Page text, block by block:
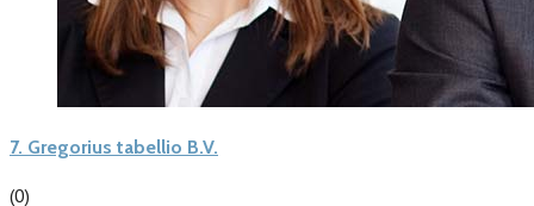
7. Gregorius tabellio B.V.
(0)